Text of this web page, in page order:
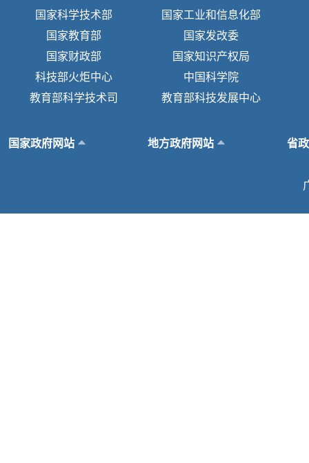
国家科学技术部
国家工业和信息化部
国家教育部
国家发改委
国家财政部
国家知识产权局
科技部火炬中心
中国科学院
教育部科学技术司
教育部科技发展中心
国家政府网站 地方政府网站 省